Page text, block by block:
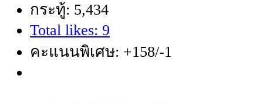
กระทู้: 5,434
Total likes: 9
คะแนนพิเศษ: +158/-1